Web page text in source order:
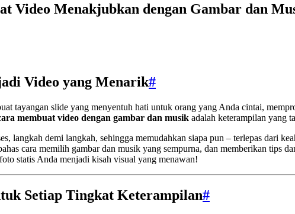
Video Menakjubkan dengan Gambar dan
Video yang Menarik#
tayangan slide yang menyentuh hati untuk orang yang Anda cintai,
membuat video dengan gambar dan musik adalah keterampilan yang
langkah demi langkah, sehingga memudahkan siapa pun – terlepas dari
cara memilih gambar dan musik yang sempurna, dan memberikan tips
statis Anda menjadi kisah visual yang menawan!
Setiap Tingkat Keterampilan#